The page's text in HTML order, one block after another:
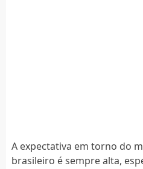
A expectativa em torno do
brasileiro é sempre alta,